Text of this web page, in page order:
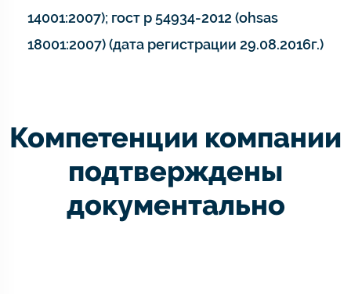
14001:2007); гост р 54934-2012 (ohsas
18001:2007) (дата регистрации 29.08.2016г.)
Компетенции компании
подтверждены
документально